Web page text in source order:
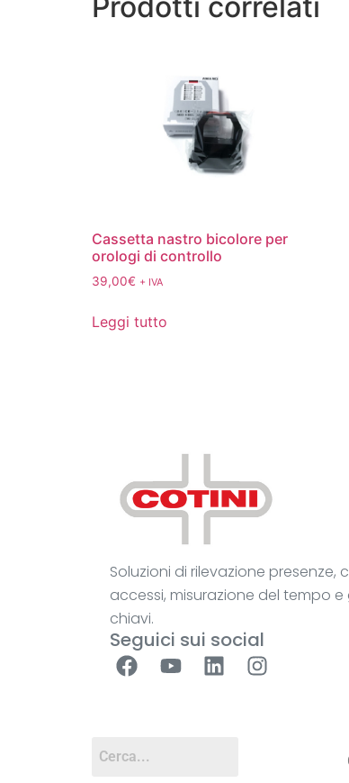
Cassetta nastro bicolore per
orologi di controllo
39,00€ + IVA
Leggi tutto
Soluzioni di rilevazione presenze,
accessi, misurazione del tempo
chiavi.
Seguici sui social